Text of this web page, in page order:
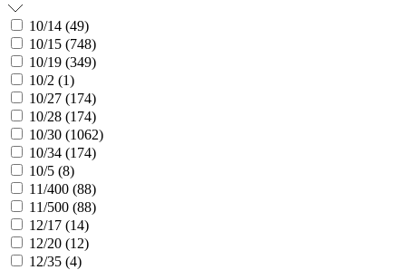
10/14 (49)
10/15 (748)
10/19 (349)
10/2 (1)
10/27 (174)
10/28 (174)
10/30 (1062)
10/34 (174)
10/5 (8)
11/400 (88)
11/500 (88)
12/17 (14)
12/20 (12)
12/35 (4)